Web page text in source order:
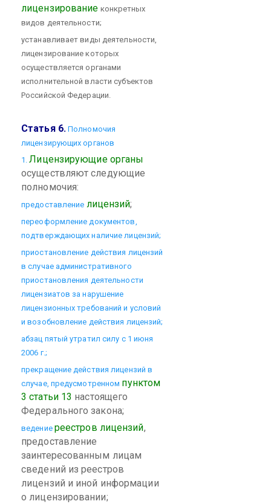
лицензирование конкретных
видов деятельности;
устанавливает виды деятельности,
лицензирование которых
осуществляется органами
исполнительной власти субъектов
Российской Федерации.
Статья 6.Полномочия
лицензирующих органов
1.Лицензирующие органы
осуществляют следующие
полномочия:
предоставление лицензий;
переоформление документов,
подтверждающих наличие лицензий;
приостановление действия лицензий
в случае административного
приостановления деятельности
лицензиатов за нарушение
лицензионных требований и условий
и возобновление действия лицензий;
абзац пятый утратил силу с 1 июня
2006 г.;
прекращение действия лицензий в
случае, предусмотренном пунктом
3 статьи 13 настоящего
Федерального закона;
ведение реестров лицензий,
предоставление
заинтересованным лицам
сведений из реестров
лицензий и иной информации
о лицензировании;